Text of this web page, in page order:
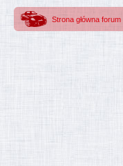
Strona główna forum